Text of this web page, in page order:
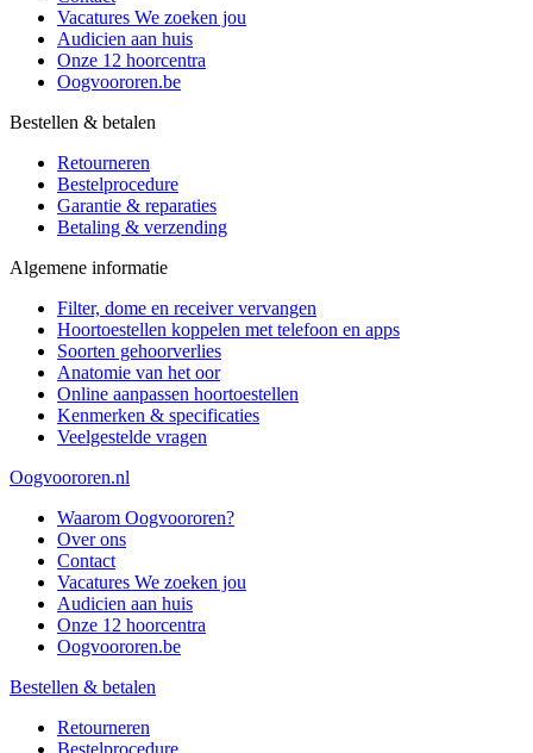
Vacatures We zoeken jou
Audicien aan huis
Onze 12 hoorcentra
Oogvoororen.be
Bestellen & betalen
Retourneren
Bestelprocedure
Garantie & reparaties
Betaling & verzending
Algemene informatie
Filter, dome en receiver vervangen
Hoortoestellen koppelen met telefoon en apps
Soorten gehoorverlies
Anatomie van het oor
Online aanpassen hoortoestellen
Kenmerken & specificaties
Veelgestelde vragen
Oogvoororen.nl
Waarom Oogvoororen?
Over ons
Contact
Vacatures We zoeken jou
Audicien aan huis
Onze 12 hoorcentra
Oogvoororen.be
Bestellen & betalen
Retourneren
Bestelprocedure